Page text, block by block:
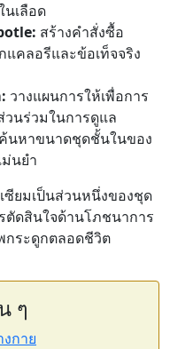
นเลือด
สร้างคำสั่งซื้อ
คลอรีและข้อเท็จจริง
วางแผนการให้เพื่อการ
วนร่วมในการดูแล
ค้นหาขนาดชุดชั้นในของ
นยำ
ซียมเป็นส่วนหนึ่งของชุด
ตัดสินใจด้านโภชนาการ
ระดูกตลอดชีวิต
ๆ
กาย